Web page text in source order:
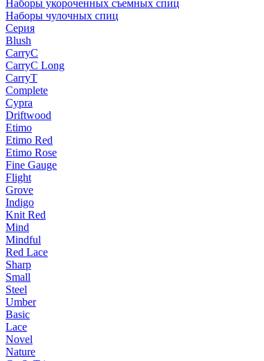
Наборы укороченных съемных спиц
Наборы чулочных спиц
Серия
Blush
CarryC
CarryC Long
CarryT
Complete
Cypra
Driftwood
Etimo
Etimo Red
Etimo Rose
Fine Gauge
Flight
Grove
Indigo
Knit Red
Mind
Mindful
Red Lace
Sharp
Small
Steel
Umber
Basic
Lace
Novel
Nature